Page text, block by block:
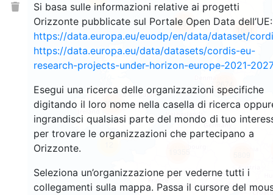
Si basa sulle informazioni relative ai progetti
Orizzonte pubblicate sul Portale Open Data dell’UE:
https://data.europa.eu/euodp/en/data/dataset/
https://data.europa.eu/data/datasets/cordis-eu-
research-projects-under-horizon-europe-2021-2027
Esegui una ricerca delle organizzazioni specifiche
digitando il loro nome nella casella di ricerca
ingrandisci qualsiasi parte del mondo di tuo
per trovare le organizzazioni che partecipano a
Orizzonte.
Seleziona un’organizzazione per vederne tutti i
collegamenti sulla mappa. Passa il cursore del
2220
257
1651